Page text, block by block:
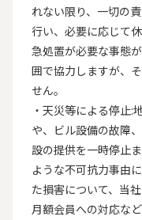
れない限り、一切の
行い、必要に応じて
急処置が必要な事態
囲で協力しますが、
せん。
・天災等による停止:
や、ビル設備の故障
設の提供を一時停止
ような不可抗力事由
た損害について、当
月額会員への対応な